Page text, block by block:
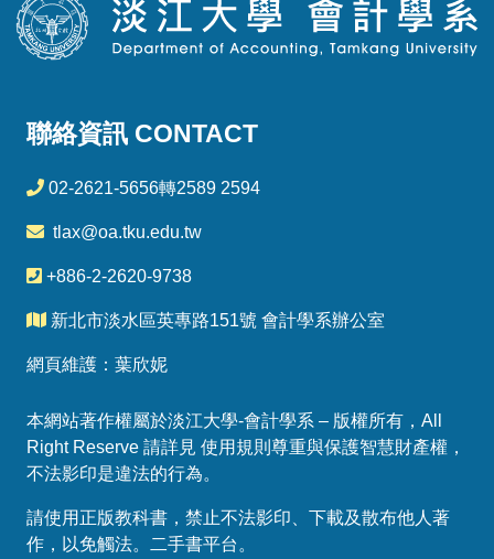
聯絡資訊 CONTACT
02-2621-5656轉2589 2594
tlax@oa.tku.edu.tw
+886-2-2620-9738
新北市淡水區英專路151號 會計學系辦公室
網頁維護：葉欣妮
本網站著作權屬於淡江大學-會計學系 – 版權所有，All
Right Reserve 請詳見 使用規則尊重與保護智慧財產權，
不法影印是違法的行為。
請使用正版教科書，禁止不法影印、下載及散布他人著
作，以免觸法。
二手書平台 。